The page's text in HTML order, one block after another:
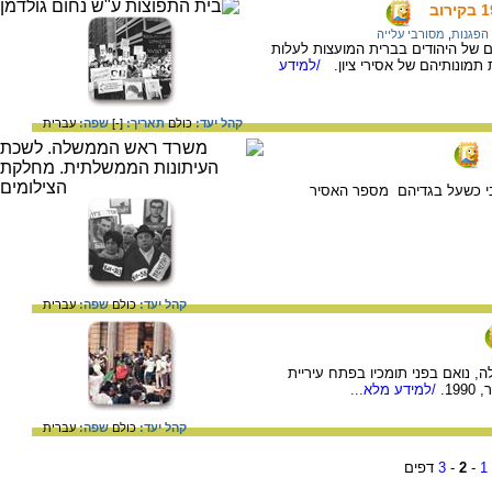
הפגנות מסורבי עלייה
של היהודים בברית המועצות לעלות
של אסירי ציון.
/למידע
קהל יעד:כולםתאריך:[-]שפה:עברית
כשעל בגדיהם מספר האסיר
קהל יעד:כולםשפה:עברית
נואם בפני תומכיו בפתח עיריית
/למידע מלא...
קהל יעד:כולםשפה:עברית
1
-
2
-
3 דפים